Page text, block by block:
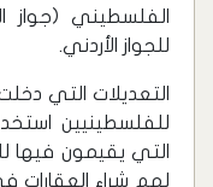
الفلسطيني (جواز
للجواز الأردني.
التعديلات التي
للفلسطينيين
التي يقيمون فيها
لهم شراء العقارات